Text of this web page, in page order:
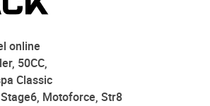
online
50CC,
Classic
Motoforce, Str8